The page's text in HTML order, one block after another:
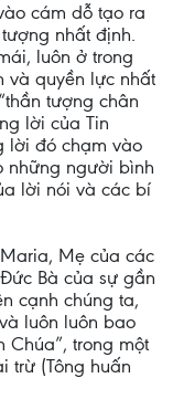
cám dỗ tạo ra
nhất định.
luôn ở trong
và quyền lực nhất
tượng chân
lời của Tin
lời đó chạm vào
những người bình
lời nói và các bí
Mẹ của các
Bà của sự gần
cạnh chúng ta,
luôn luôn bao
Chúa”, trong một
trừ (Tông huấn